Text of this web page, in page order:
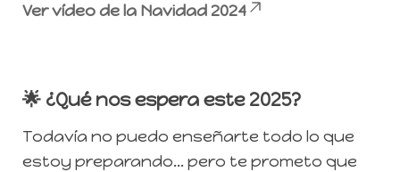
Ver vídeo de la Navidad 2024
🌟 ¿Qué nos espera este 2025?
Todavía no puedo enseñarte todo lo que
estoy preparando… pero te prometo que